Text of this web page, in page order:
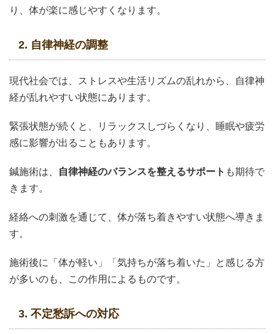
り、体が楽に感じやすくなります。
2. 自律神経の調整
現代社会では、ストレスや生活リズムの乱れから、自律神
経が乱れやすい状態にあります。
緊張状態が続くと、リラックスしづらくなり、睡眠や疲労
感に影響が出ることもあります。
鍼施術は、 自律神経のバランスを整えるサポート も期待で
きます。
経絡への刺激を通じて、体が落ち着きやすい状態へ導きま
す。
施術後に「体が軽い」「気持ちが落ち着いた」と感じる方
が多いのも、この作用によるものです。
3. 不定愁訴への対応